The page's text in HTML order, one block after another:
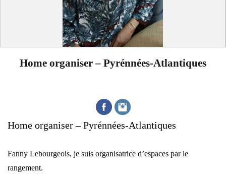
Home organiser – Pyrénnées-Atlantiques
Home organiser – Pyrénnées-Atlantiques
Fanny Lebourgeois, je suis organisatrice d’espaces par le
rangement.